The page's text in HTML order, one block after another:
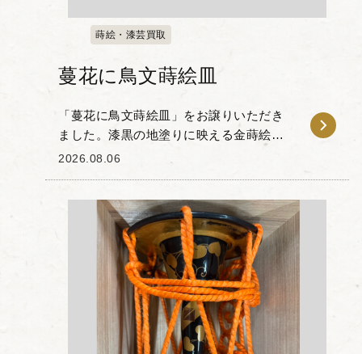
蒔絵・漆芸買取
蔓花に鳥文蒔絵皿
「蔓花に鳥文蒔絵皿」をお譲りいただき
ました。漆黒の地塗りに映える金蒔絵が
美しく、植物の優美な蔓や花々が繊細か
が止まっています...
2026.08.06